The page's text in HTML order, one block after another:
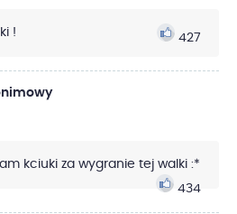
! 427
kciuki za wygranie tej walki :*
434